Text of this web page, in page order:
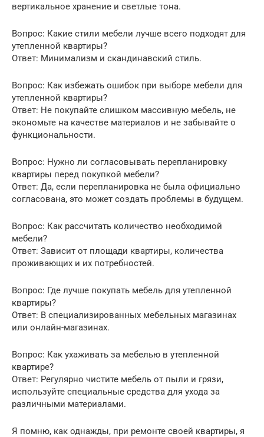
вертикальное хранение и светлые тона.
Вопрос: Какие стили мебели лучше всего подходят для
утепленной квартиры?
Ответ: Минимализм и скандинавский стиль.
Вопрос: Как избежать ошибок при выборе мебели для
утепленной квартиры?
Ответ: Не покупайте слишком массивную мебель, не
экономьте на качестве материалов и не забывайте о
функциональности.
Вопрос: Нужно ли согласовывать перепланировку
квартиры перед покупкой мебели?
Ответ: Да, если перепланировка не была официально
согласована, это может создать проблемы в будущем.
Вопрос: Как рассчитать количество необходимой
мебели?
Ответ: Зависит от площади квартиры, количества
проживающих и их потребностей.
Вопрос: Где лучше покупать мебель для утепленной
квартиры?
Ответ: В специализированных мебельных магазинах
или онлайн-магазинах.
Вопрос: Как ухаживать за мебелью в утепленной
квартире?
Ответ: Регулярно чистите мебель от пыли и грязи,
используйте специальные средства для ухода за
различными материалами.
Я помню, как однажды, при ремонте своей квартиры, я